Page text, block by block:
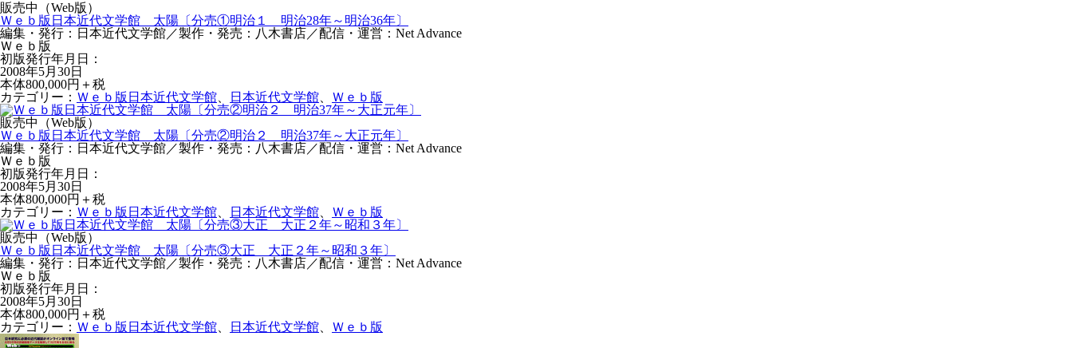
販売中（Web版）
Ｗｅｂ版日本近代文学館 太陽〔分売①明治１ 明治28年～明治36年〕
編集・発行：日本近代文学館／製作・発売：八木書店／配信・運営：Net Advance
Ｗｅｂ版
初版発行年月日：
2008年5月30日
本体800,000円＋税
カテゴリー： Ｗｅｂ版日本近代文学館 日本近代文学館
Ｗｅｂ版
販売中（Web版）
Ｗｅｂ版日本近代文学館 太陽〔分売②明治２ 明治37年～大正元年〕
編集・発行：日本近代文学館／製作・発売：八木書店／配信・運営：Net Advance
Ｗｅｂ版
初版発行年月日：
2008年5月30日
本体800,000円＋税
カテゴリー： Ｗｅｂ版日本近代文学館 日本近代文学館
Ｗｅｂ版
販売中（Web版）
Ｗｅｂ版日本近代文学館 太陽〔分売③大正 大正２年～昭和３年〕
編集・発行：日本近代文学館／製作・発売：八木書店／配信・運営：Net Advance
Ｗｅｂ版
初版発行年月日：
2008年5月30日
本体800,000円＋税
カテゴリー： Ｗｅｂ版日本近代文学館 日本近代文学館 Ｗｅｂ版